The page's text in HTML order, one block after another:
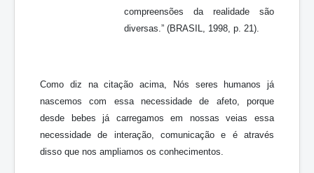
compreensões da realidade são
diversas.” (BRASIL, 1998, p. 21).
Como diz na citação acima, Nós seres humanos já
nascemos com essa necessidade de afeto, porque
desde bebes já carregamos em nossas veias essa
necessidade de interação, comunicação e é através
disso que nos ampliamos os conhecimentos.